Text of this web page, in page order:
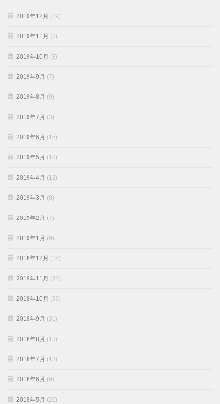
2019年12月 (19)
2019年11月 (7)
2019年10月 (8)
2019年9月 (7)
2019年8月 (9)
2019年7月 (3)
2019年6月 (15)
2019年5月 (18)
2019年4月 (13)
2019年3月 (8)
2019年2月 (7)
2019年1月 (9)
2018年12月 (15)
2018年11月 (29)
2018年10月 (33)
2018年9月 (31)
2018年8月 (13)
2018年7月 (13)
2018年6月 (9)
2018年5月 (20)